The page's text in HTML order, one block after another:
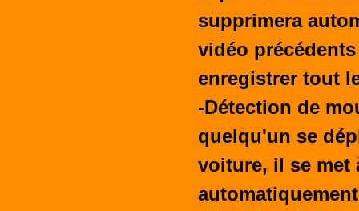
supprimera
vidéo
enregistrer tout
-Détection de
quelqu'un se
voiture, il se met